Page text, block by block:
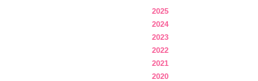
2025
2024
2023
2022
2021
2020